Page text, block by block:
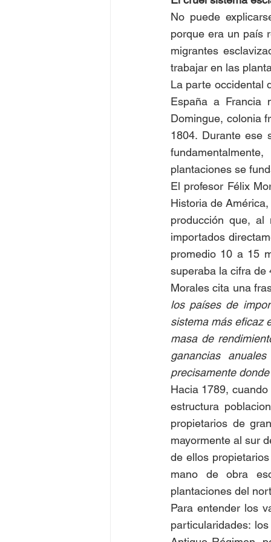
No puede
porque era un país
migrantes
trabajar en las
La parte occidental
España a Francia
Domingue, colonia
1804. Durante ese
plantaciones se
El profesor Félix
Historia de
producción que, al
importados
promedio 10 a 15
superaba la cifra
Morales cita una
los países de
sistema más eficaz
masa de
ganancias
precisamente
Hacia 1789,
estructura
propietarios de
mayormente al sur
de ellos
mano de obra
plantaciones del
Para entender los
particularidades: